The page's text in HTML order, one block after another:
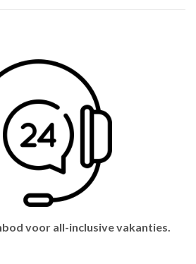
voor all-inclusive vakanties.